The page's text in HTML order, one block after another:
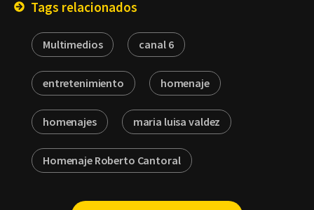
Tags relacionados
Multimedios canal 6
entretenimiento homenaje
homenajes maria luisa valdez
Homenaje Roberto Cantoral